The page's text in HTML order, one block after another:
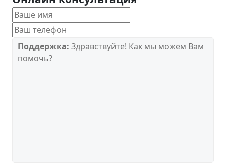
Поддержка: Здравствуйте! Как мы можем Вам
помочь?